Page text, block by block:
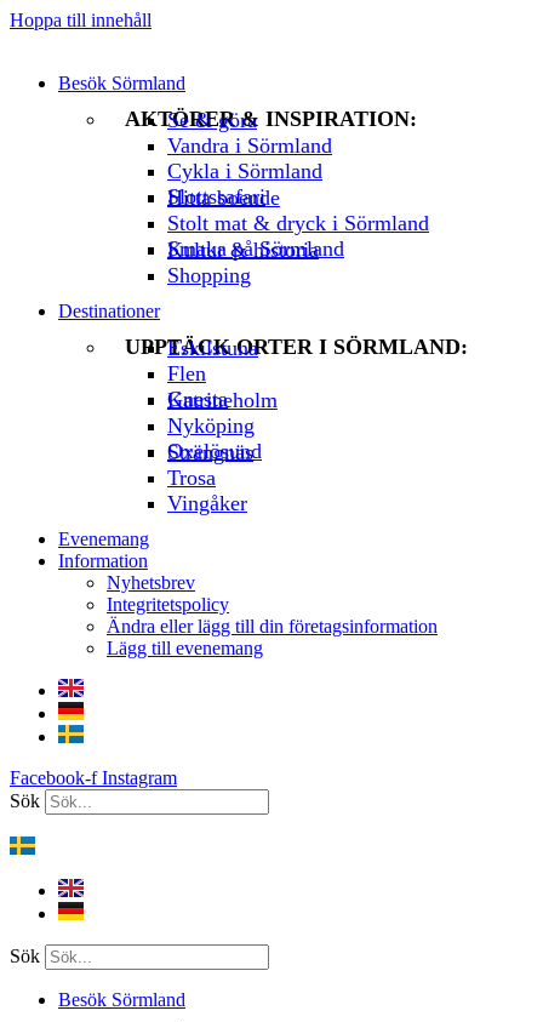
Hoppa till innehåll
Besök Sörmland
AKTÖRER & INSPIRATION:
Se & göra
Vandra i Sörmland
Cykla i Sörmland
Slottssafari
Hitta boende
Stolt mat & dryck i Sörmland
Smaka på Sörmland
Kultur & historia
Shopping
Destinationer
UPPTÄCK ORTER I SÖRMLAND:
Eskilstuna
Flen
Gnesta
Katrineholm
Nyköping
Oxelösund
Strängnäs
Trosa
Vingåker
Evenemang
Information
Nyhetsbrev
Integritetspolicy
Ändra eller lägg till din företagsinformation
Lägg till evenemang
Facebook-f Instagram
Sök
Sök
Besök Sörmland